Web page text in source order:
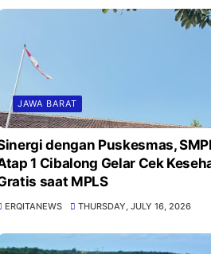
JAWA BARAT
dengan Puskesmas,
1 Cibalong Gelar Cek
saat MPLS
ERQITANEWS THURSDAY, JULY 16, 2026